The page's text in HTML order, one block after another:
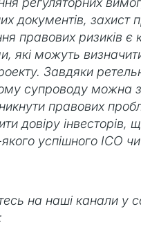
документів, захист
правових ризиків
які можуть
Завдяки
супроводу можна
правових
довіру інвесторів,
успішного ICO чи
на наші канали у